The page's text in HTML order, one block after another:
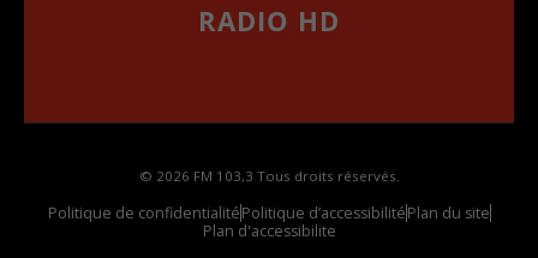
RADIO HD
© 2026 FM 103,3 Tous droits réservés.
Politique de confidentialitéPolitique d’accessibilitéPlan du site
Plan d'accessibilite